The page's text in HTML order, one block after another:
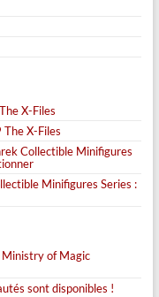
X-Files
X-Files
Collectible Minifigures
Minifigures Series :
of Magic
sont disponibles !